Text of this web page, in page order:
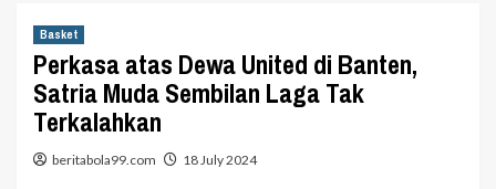
Basket
Perkasa atas Dewa United di Banten,
Satria Muda Sembilan Laga Tak
Terkalahkan
beritabola99.com 18 July 2024